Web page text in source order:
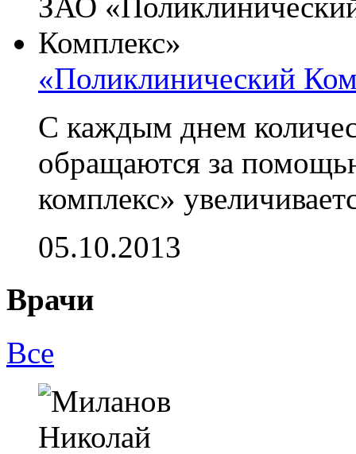
«Поликлинический
С каждым днем
обращаются за
комплекс»
05.10.2013
Врачи
Все